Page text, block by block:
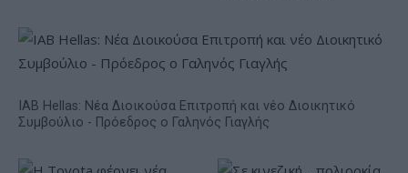
IAB Hellas: Νέα Διοικούσα Επιτροπή και νέο Διοικητικό
Συμβούλιο - Πρόεδρος ο Γαληνός Γιαγλής